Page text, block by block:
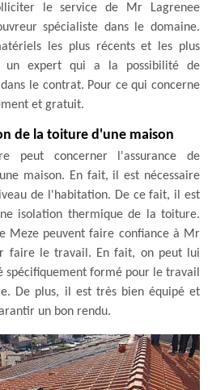
le service de Mr Lagrenee
spécialiste dans le domaine.
les plus récents et les plus
un expert qui a la possibilité de
le contrat. Pour ce qui concerne
et gratuit.
de la toiture d'une maison
peut concerner l'assurance de
maison. En fait, il est nécessaire
de l'habitation. De ce fait, il est
isolation thermique de la toiture.
Meze peuvent faire confiance à Mr
faire le travail. En fait, on peut lui
formé pour le travail
De plus, il est très bien équipé et
un bon rendu.